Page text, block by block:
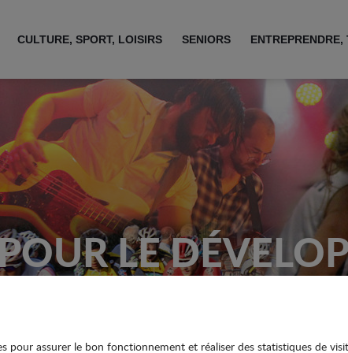
pour assurer le bon fonctionnement et réaliser des statistiques de
CULTURE, SPORT, LOISIRS SENIORS
LE